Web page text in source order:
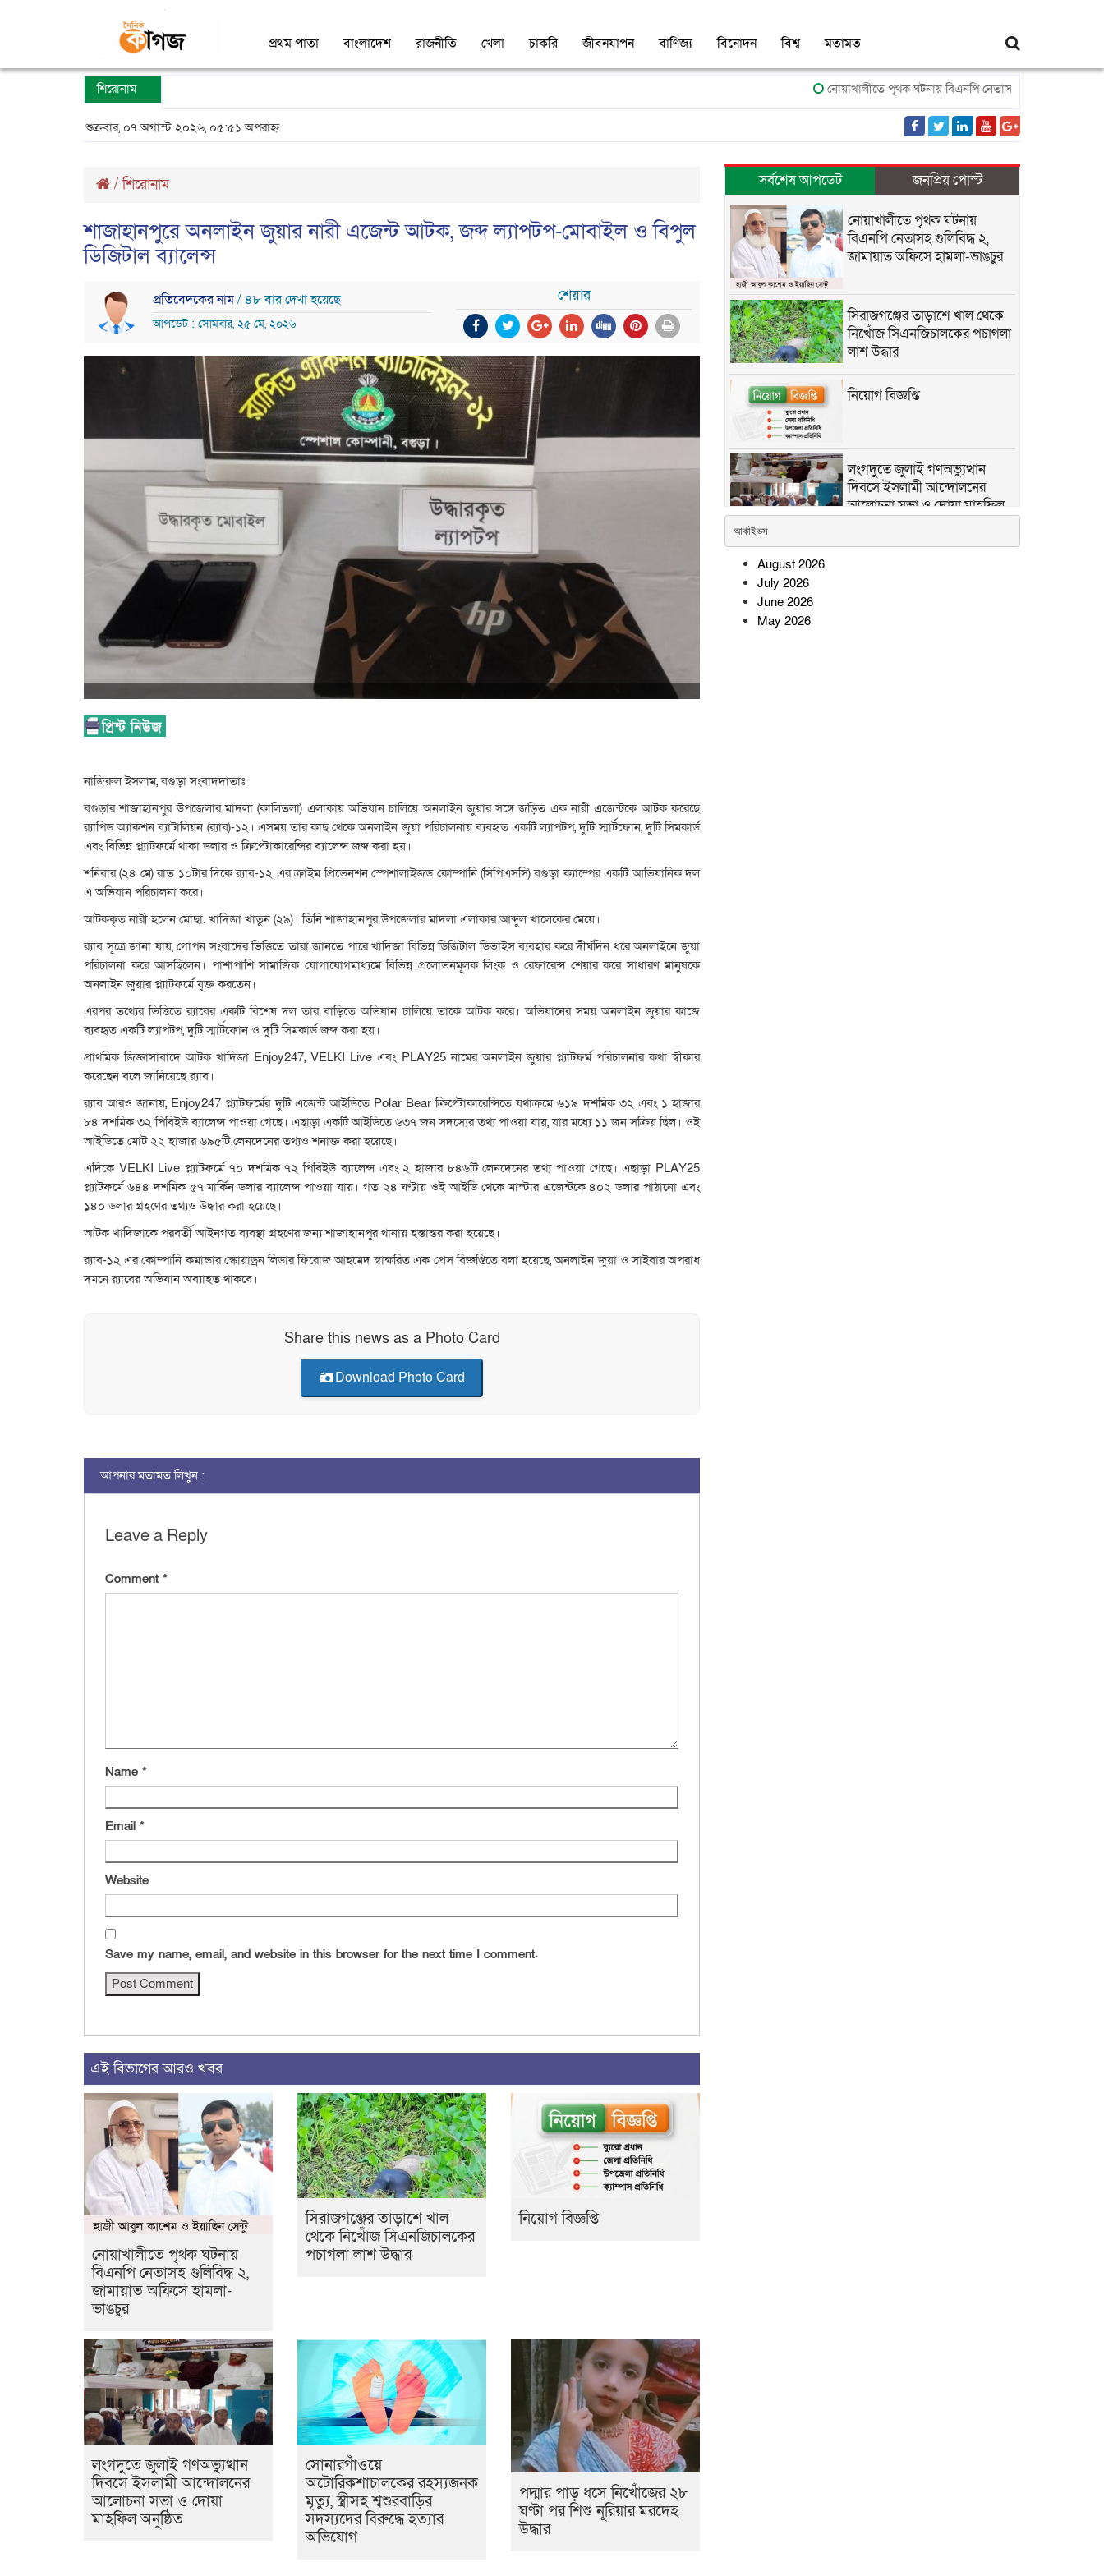
প্রথম পাতা বাংলাদেশ রাজনীতি খেলা চাকরি জীবনযাপন বাণিজ্য বিনোদন বিশ্ব মতামত
শিরোনাম নোয়াখালীতে পৃথক ঘটনায় বিএনপি নেতাসহ গুলিবিদ্ধ ২, জামায়াত
শুক্রবার, ০৭ অগাস্ট ২০২৬, ০৫:৫১ অপরাহ্ন
/শিরোনাম
শাজাহানপুরে অনলাইন জুয়ার নারী এজেন্ট আটক, জব্দ ল্যাপটপ-মোবাইল ও বিপুল
ডিজিটাল ব্যালেন্স
প্রতিবেদকের নাম/ ৪৮ বার দেখা হয়েছে
আপডেট : সোমবার, ২৫ মে, ২০২৬
শেয়ার
নাজিরুল ইসলাম, বগুড়া সংবাদদাতাঃ
বগুড়ার শাজাহানপুর উপজেলার মাদলা (কালিতলা) এলাকায় অভিযান চালিয়ে অনলাইন জুয়ার সঙ্গে জড়িত এক নারী এজেন্টকে আটক করেছে
র‌্যাপিড অ্যাকশন ব্যাটালিয়ন (র‌্যাব)-১২। এসময় তার কাছ থেকে অনলাইন জুয়া পরিচালনায় ব্যবহৃত একটি ল্যাপটপ, দুটি স্মার্টফোন, দুটি সিমকার্ড
এবং বিভিন্ন প্ল্যাটফর্মে থাকা ডলার ও ক্রিপ্টোকারেন্সির ব্যালেন্স জব্দ করা হয়।
শনিবার (২৪ মে) রাত ১০টার দিকে র‌্যাব-১২ এর ক্রাইম প্রিভেনশন স্পেশালাইজড কোম্পানি (সিপিএসসি) বগুড়া ক্যাম্পের একটি আভিযানিক দল
এ অভিযান পরিচালনা করে।
আটককৃত নারী হলেন মোছা. খাদিজা খাতুন (২৯)। তিনি শাজাহানপুর উপজেলার মাদলা এলাকার আব্দুল খালেকের মেয়ে।
র‌্যাব সূত্রে জানা যায়, গোপন সংবাদের ভিত্তিতে তারা জানতে পারে খাদিজা বিভিন্ন ডিজিটাল ডিভাইস ব্যবহার করে দীর্ঘদিন ধরে অনলাইনে জুয়া
পরিচালনা করে আসছিলেন। পাশাপাশি সামাজিক যোগাযোগমাধ্যমে বিভিন্ন প্রলোভনমূলক লিংক ও রেফারেন্স শেয়ার করে সাধারণ মানুষকে
অনলাইন জুয়ার প্ল্যাটফর্মে যুক্ত করতেন।
এরপর তথ্যের ভিত্তিতে র‌্যাবের একটি বিশেষ দল তার বাড়িতে অভিযান চালিয়ে তাকে আটক করে। অভিযানের সময় অনলাইন জুয়ার কাজে
ব্যবহৃত একটি ল্যাপটপ, দুটি স্মার্টফোন ও দুটি সিমকার্ড জব্দ করা হয়।
প্রাথমিক জিজ্ঞাসাবাদে আটক খাদিজা Enjoy247, VELKI Live এবং PLAY25 নামের অনলাইন জুয়ার প্ল্যাটফর্ম পরিচালনার কথা স্বীকার
করেছেন বলে জানিয়েছে র‌্যাব।
র‌্যাব আরও জানায়, Enjoy247 প্ল্যাটফর্মের দুটি এজেন্ট আইডিতে Polar Bear ক্রিপ্টোকারেন্সিতে যথাক্রমে ৬১৯ দশমিক ৩২ এবং ১ হাজার
৮৪ দশমিক ৩২ পিবিইউ ব্যালেন্স পাওয়া গেছে। এছাড়া একটি আইডিতে ৬৩৭ জন সদস্যের তথ্য পাওয়া যায়, যার মধ্যে ১১ জন সক্রিয় ছিল। ওই
আইডিতে মোট ২২ হাজার ৬৯৫টি লেনদেনের তথ্যও শনাক্ত করা হয়েছে।
এদিকে VELKI Live প্ল্যাটফর্মে ৭০ দশমিক ৭২ পিবিইউ ব্যালেন্স এবং ২ হাজার ৮৪৬টি লেনদেনের তথ্য পাওয়া গেছে। এছাড়া PLAY25
প্ল্যাটফর্মে ৬৪৪ দশমিক ৫৭ মার্কিন ডলার ব্যালেন্স পাওয়া যায়। গত ২৪ ঘণ্টায় ওই আইডি থেকে মাস্টার এজেন্টকে ৪০২ ডলার পাঠানো এবং
১৪০ ডলার গ্রহণের তথ্যও উদ্ধার করা হয়েছে।
আটক খাদিজাকে পরবর্তী আইনগত ব্যবস্থা গ্রহণের জন্য শাজাহানপুর থানায় হস্তান্তর করা হয়েছে।
র‌্যাব-১২ এর কোম্পানি কমান্ডার স্কোয়াড্রন লিডার ফিরোজ আহমেদ স্বাক্ষরিত এক প্রেস বিজ্ঞপ্তিতে বলা হয়েছে, অনলাইন জুয়া ও সাইবার অপরাধ
দমনে র‌্যাবের অভিযান অব্যাহত থাকবে।
Share this news as a Photo Card
Download Photo Card
আপনার মতামত লিখুন :
Leave a Reply
Comment *
Name *
Email *
Website
Save my name, email, and website in this browser for the next time I comment.
এই বিভাগের আরও খবর
নোয়াখালীতে পৃথক ঘটনায়
বিএনপি নেতাসহ গুলিবিদ্ধ ২,
জামায়াত অফিসে হামলা-
ভাঙচুর
সিরাজগঞ্জের তাড়াশে খাল
থেকে নিখোঁজ সিএনজিচালকের
পচাগলা লাশ উদ্ধার
নিয়োগ বিজ্ঞপ্তি
লংগদুতে জুলাই গণঅভ্যুত্থান
দিবসে ইসলামী আন্দোলনের
আলোচনা সভা ও দোয়া
মাহফিল অনুষ্ঠিত
সোনারগাঁওয়ে
অটোরিকশাচালকের রহস্যজনক
মৃত্যু, স্ত্রীসহ শ্বশুরবাড়ির
সদস্যদের বিরুদ্ধে হত্যার
অভিযোগ
পদ্মার পাড় ধসে নিখোঁজের ২৮
ঘণ্টা পর শিশু নূরিয়ার মরদেহ
উদ্ধার
সর্বশেষ আপডেট জনপ্রিয় পোস্ট
নোয়াখালীতে পৃথক ঘটনায়
বিএনপি নেতাসহ গুলিবিদ্ধ ২,
জামায়াত অফিসে হামলা-ভাঙচুর
সিরাজগঞ্জের তাড়াশে খাল থেকে
নিখোঁজ সিএনজিচালকের পচাগলা
লাশ উদ্ধার
নিয়োগ বিজ্ঞপ্তি
লংগদুতে জুলাই গণঅভ্যুত্থান
দিবসে ইসলামী আন্দোলনের
আলোচনা সভা ও দোয়া মাহফিল
আর্কাইভস
August 2026
July 2026
June 2026
May 2026